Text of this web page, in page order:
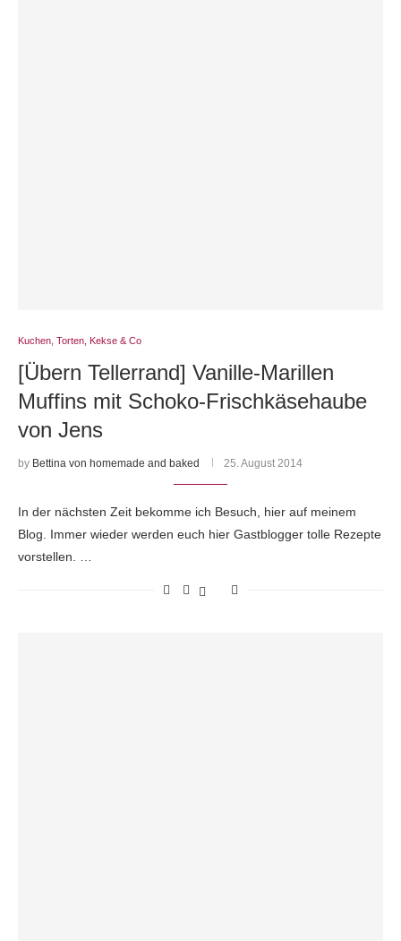
Kuchen, Torten, Kekse & Co
[Übern Tellerrand] Vanille-Marillen
Muffins mit Schoko-Frischkäsehaube
von Jens
by Bettina von homemade and baked 25. August 2014
In der nächsten Zeit bekomme ich Besuch, hier auf meinem
Blog. Immer wieder werden euch hier Gastblogger tolle Rezepte
vorstellen. …